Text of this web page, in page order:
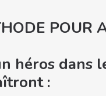
POUR
héros dans
: